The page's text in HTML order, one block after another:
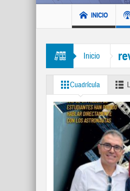
INICIO
Inicio
Cuadrícula